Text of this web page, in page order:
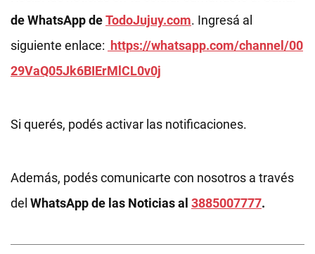
de WhatsApp deTodoJujuy.com. Ingresá al
siguiente enlace: https://whatsapp.com/channel/00
29VaQ05Jk6BIErMlCL0v0j
Si querés, podés activar las notificaciones.
Además, podés comunicarte con nosotros a través
del WhatsApp de las Noticias al 3885007777.